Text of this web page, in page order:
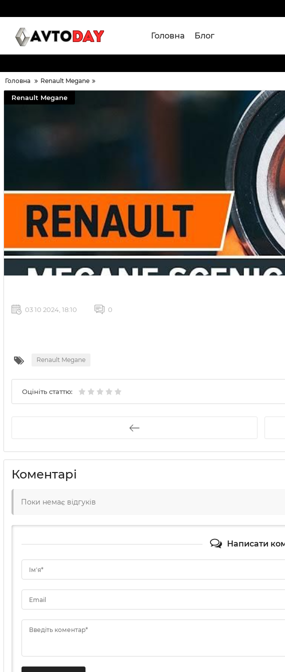
Головна Блог
Головна Renault Megane
Renault Megane
03 10 2024, 18:10 0
Renault Megane
Оцініть статтю:
Коментарі
Поки немає відгуків
Написати
Ім'я*
Email
Введіть коментар*